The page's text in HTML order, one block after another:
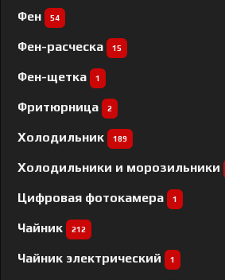
Фен 54
Фен-расческа 15
Фен-щетка 1
Фритюрница 2
Холодильник 189
Холодильники и морозильники
Цифровая фотокамера 1
Чайник 212
Чайник электрический 1